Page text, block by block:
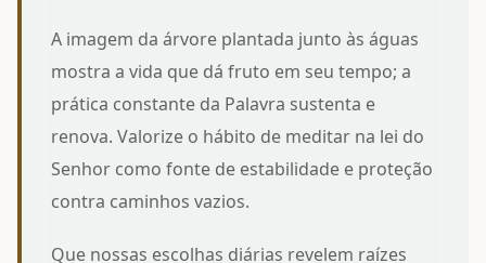
A imagem da árvore plantada junto às águas
mostra a vida que dá fruto em seu tempo; a
prática constante da Palavra sustenta e
renova. Valorize o hábito de meditar na lei do
Senhor como fonte de estabilidade e proteção
contra caminhos vazios.
Que nossas escolhas diárias revelem raízes